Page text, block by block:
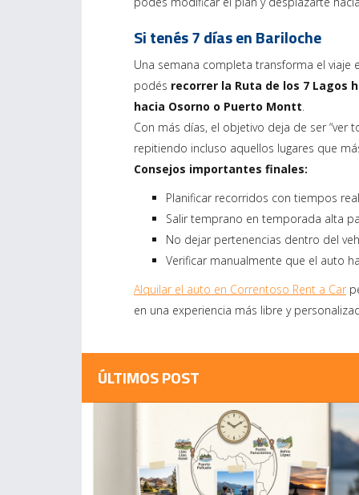
Si tenés 7 días en Bariloche
Una semana completa transforma el viaje
podés recorrer la Ruta de los 7 Lagos
hacia Osorno o Puerto Montt.
Con más días, el objetivo deja de ser “ver
repitiendo incluso aquellos lugares que
Consejos importantes finales:
Planificar recorridos con tiempos
Salir temprano en temporada alta
No dejar pertenencias dentro del
Verificar manualmente que el auto
Alquilar el auto en Correntoso Rent a Car
en una experiencia más libre y
ÚLTIMOS POST